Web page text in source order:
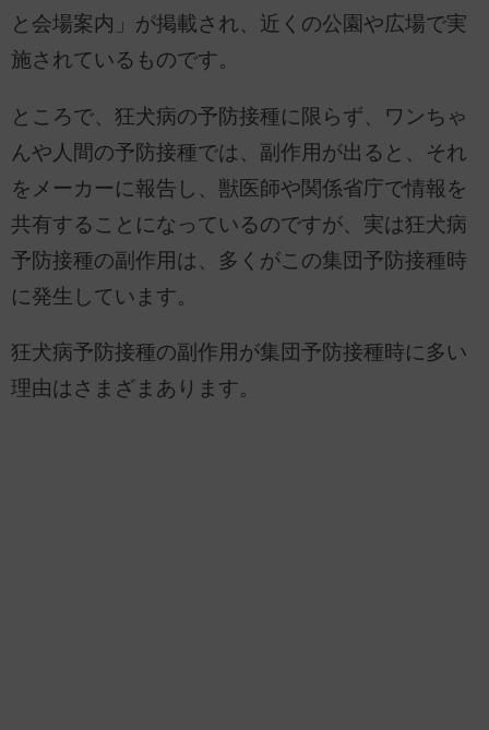
と会場案内」が掲載され、近くの公園や広場で実
施されているものです。
ところで、狂犬病の予防接種に限らず、ワンちゃ
んや人間の予防接種では、副作用が出ると、それ
をメーカーに報告し、獣医師や関係省庁で情報を
共有することになっているのですが、実は狂犬病
予防接種の副作用は、多くがこの集団予防接種時
に発生しています。
狂犬病予防接種の副作用が集団予防接種時に多い
理由はさまざまあります。